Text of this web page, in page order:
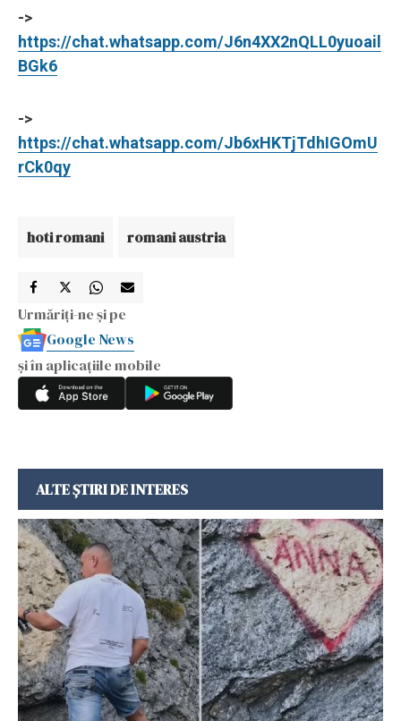
->
https://chat.whatsapp.com/J6n4XX2nQLL0yuoail
BGk6
->
https://chat.whatsapp.com/Jb6xHKTjTdhIGOmU
rCk0qy
hoti romani romani austria
Urmăriți-ne și pe
Google News
și în aplicațiile mobile
ALTE ȘTIRI DE INTERES